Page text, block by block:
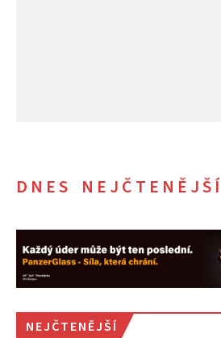
DNES NEJČTENĚJŠÍ
NEJČTENĚJŠÍ